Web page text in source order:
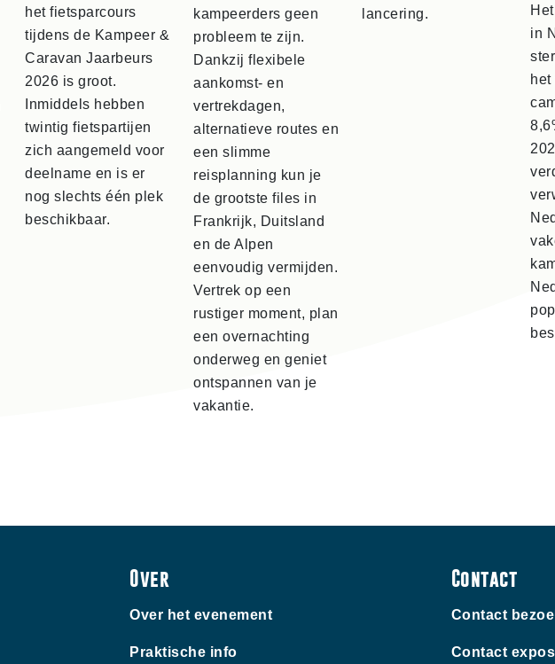
het fietsparcours
tijdens de Kampeer &
Caravan Jaarbeurs
2026 is groot.
Inmiddels hebben
twintig fietspartijen
zich aangemeld voor
deelname en is er
nog slechts één plek
beschikbaar.
kampeerders geen
probleem te zijn.
Dankzij flexibele
aankomst- en
vertrekdagen,
alternatieve routes en
een slimme
reisplanning kun je
de grootste files in
Frankrijk, Duitsland
en de Alpen
eenvoudig vermijden.
Vertrek op een
rustiger moment, plan
een overnachting
onderweg en geniet
ontspannen van je
vakantie.
lancering.
in
het
Over
Over het evenement
Praktische info
Contact
Contact
Contact